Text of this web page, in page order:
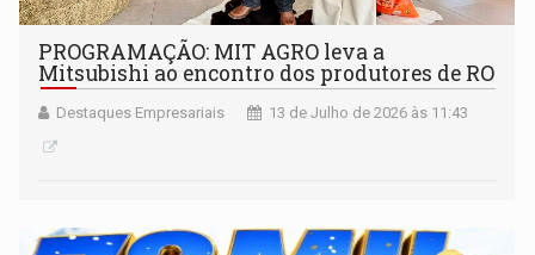
PROGRAMAÇÃO: MIT AGRO leva a
Mitsubishi ao encontro dos produtores de RO
Destaques Empresariais 13 de Julho de 2026 às 11:43